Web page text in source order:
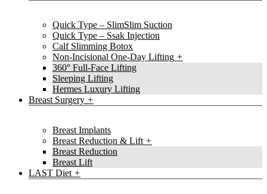
Quick Type – SlimSlim Suction
Quick Type – Ssak Injection
Calf Slimming Botox
Non-Incisional One-Day Lifting
360° Full-Face Lifting
Sleeping Lifting
Hermes Luxury Lifting
Breast Surgery
Breast Implants
Breast Reduction & Lift
Breast Reduction
Breast Lift
LAST Diet